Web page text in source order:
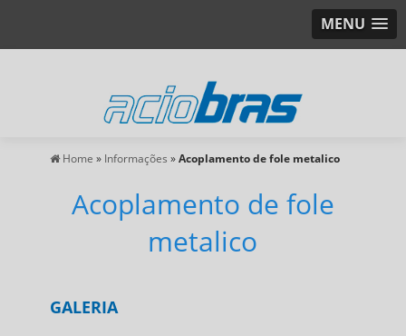
MENU
Home » Informações »Acoplamento de fole metalico
Acoplamento de fole
metalico
GALERIA